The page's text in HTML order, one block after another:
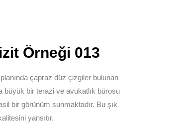
Örneği 013
çapraz düz çizgiler bulunan
büyük bir terazi ve avukatlık bürosu
bir görünüm sunmaktadır. Bu şık
yansıtır.